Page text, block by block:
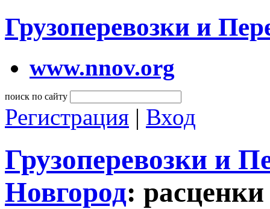
Грузоперевозки и
www.nnov.org
поиск по сайту
Регистрация | Вход
Грузоперевозки и
Новгород: расценки